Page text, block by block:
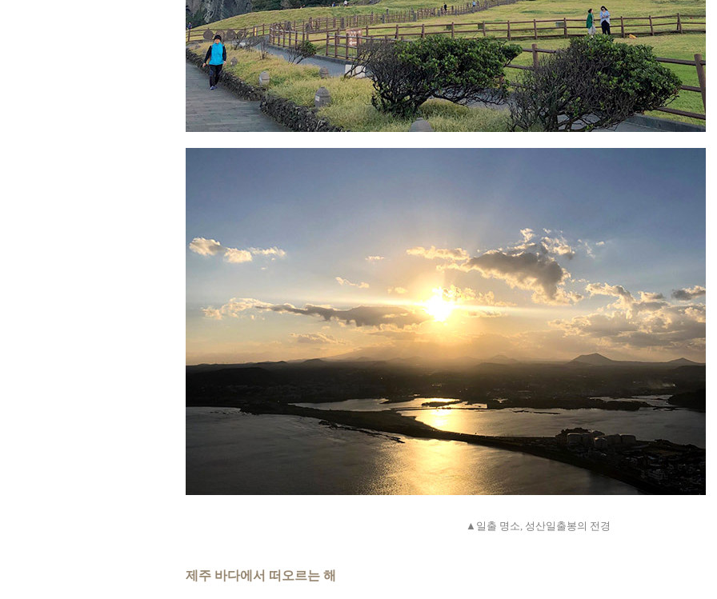
▲일출 명소, 성산일출봉의 전경
제주 바다에서 떠오르는 해